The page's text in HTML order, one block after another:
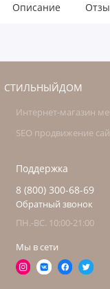
Описание
СТИЛЬНЫЙДОМ
Интернет-магазин
SEO продвижение
Поддержка
8 (800) 300-68-69
Обратный звонок
ПН.-ВС. 10:00-21:00
Мы в сети